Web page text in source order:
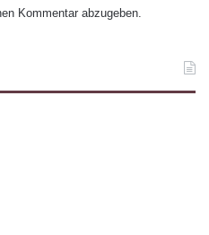
Kommentar abzugeben.